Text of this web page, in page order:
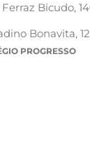
Bicudo,
Bonavita,
PROGRESSO